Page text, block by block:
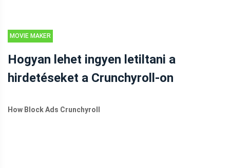
MOVIE MAKER
Hogyan lehet ingyen letiltani a
hirdetéseket a Crunchyroll-on
How Block Ads Crunchyroll